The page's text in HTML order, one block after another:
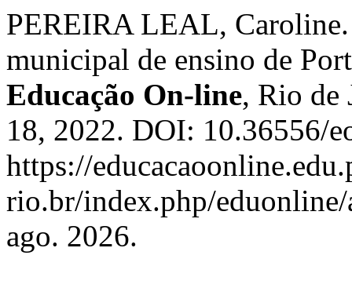
PEREIRA LEAL, Caroline.
municipal de ensino de
Educação On-line, Rio de
18, 2022. DOI: 10.36556/
https://
rio.br/index.php/
ago. 2026.